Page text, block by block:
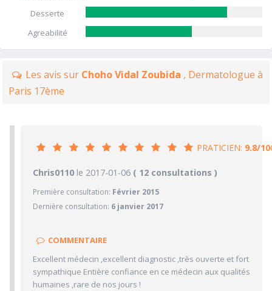
Desserte
Agreabilité
Les avis sur Choho Vidal Zoubida , Dermatologue à
Paris 17ème
PRATICIEN: 9.8/10
PRATICIEN9.8/10
10/10 Confiance accordée
10/10 Sympathie
Ponctualité/Temps en salle d'attente/Retard
CABINET/LOCAUX
Chris0110 le 2017-01-06 ( 12 consultations )
Première consultation: Février 2015
Dernière consultation: 6 janvier 2017
COMMENTAIRE
Excellent médecin ,excellent diagnostic ,très ouverte et fort
sympathique Entière confiance en ce médecin aux qualités
humaines ,rare de nos jours !